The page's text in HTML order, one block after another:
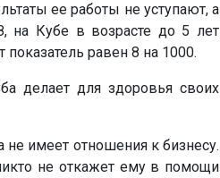
ее работы не уступают, а
на Кубе в возрасте до 5 лет
равен 8 на 1000.
делает для здоровья своих
имеет отношения к бизнесу.
не откажет ему в помощи